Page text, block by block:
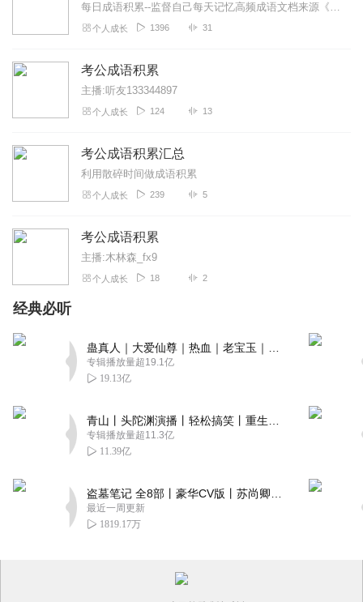
每日成语积累--监督自己每天记忆高频成语文档来源《花生高频词语+实词800词》
个人成长 1396 31
考公成语积累
主播:听友133344897
个人成长 124 13
考公成语积累汇总
利用散碎时间做成语积累
个人成长 239 5
考公成语积累
主播:木林森_fx9
个人成长 18 2
经典必听
专辑播放量超19.1亿
19.13亿
专辑播放量超11.3亿
11.39亿
最近一周更新
1819.17万